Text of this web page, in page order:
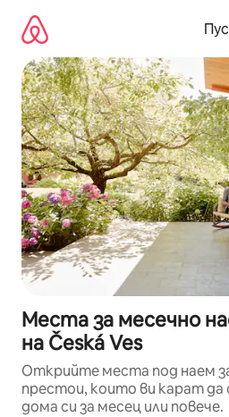
съдържанието
Места за месечно
на Česká Ves
Открийте места под наем
престои, които ви карат
дома си за месец или повече.